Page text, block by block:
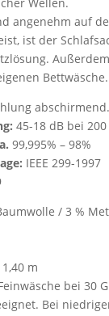
angenehm auf
ist der
Bettwäsche.
abschirmend.
45-18 dB bei
99,995% – 98%
IEEE 299-1997
/ 3 %
m
bei 30
Bei